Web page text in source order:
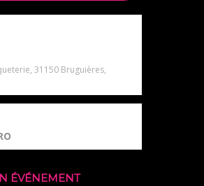
31150 Bruguières,
ÉVÉNEMENT